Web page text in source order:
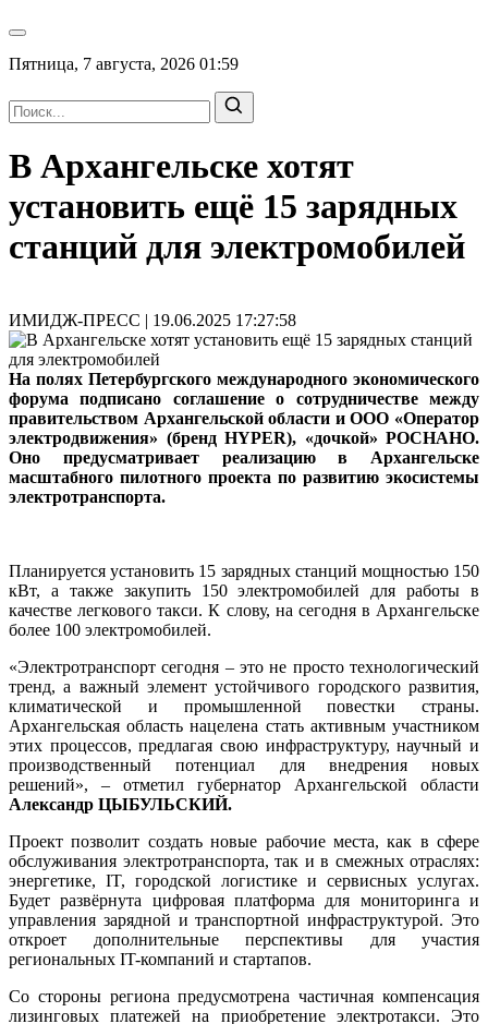
Пятница, 7 августа, 2026 01:59
В Архангельске хотят
установить ещё 15 зарядных
станций для электромобилей
ИМИДЖ-ПРЕСС | 19.06.2025 17:27:58
На полях Петербургского международного экономического
форума подписано соглашение о сотрудничестве между
правительством Архангельской области и ООО «Оператор
электродвижения» (бренд HYPER), «дочкой» РОСНАНО.
Оно предусматривает реализацию в Архангельске
масштабного пилотного проекта по развитию экосистемы
электротранспорта.
Планируется установить 15 зарядных станций мощностью 150
кВт, а также закупить 150 электромобилей для работы в
качестве легкового такси. К слову, на сегодня в Архангельске
более 100 электромобилей.
«Электротранспорт сегодня – это не просто технологический
тренд, а важный элемент устойчивого городского развития,
климатической и промышленной повестки страны.
Архангельская область нацелена стать активным участником
этих процессов, предлагая свою инфраструктуру, научный и
производственный потенциал для внедрения новых
решений», – отметил губернатор Архангельской области
Александр ЦЫБУЛЬСКИЙ.
Проект позволит создать новые рабочие места, как в сфере
обслуживания электротранспорта, так и в смежных отраслях:
энергетике, IT, городской логистике и сервисных услугах.
Будет развёрнута цифровая платформа для мониторинга и
управления зарядной и транспортной инфраструктурой. Это
откроет дополнительные перспективы для участия
региональных IT-компаний и стартапов.
Со стороны региона предусмотрена частичная компенсация
лизинговых платежей на приобретение электротакси. Это